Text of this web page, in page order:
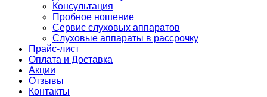
Консультация
Пробное ношение
Сервис слуховых аппаратов
Слуховые аппараты в рассрочку
Прайс-лист
Оплата и Доставка
Акции
Отзывы
Контакты